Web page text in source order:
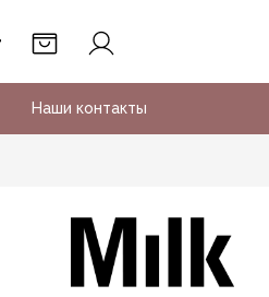
Наши контакты